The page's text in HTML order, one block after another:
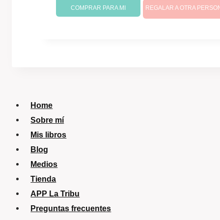
precio precio
actual
COMPRAR PARA MI REGALAR A OTRA
Home
Sobre mí
Mis libros
Blog
Medios
Tienda
APP La Tribu
Preguntas frecuentes